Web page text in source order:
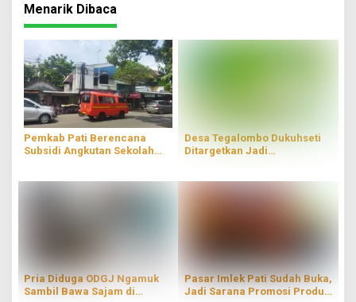
Menarik Dibaca
Pemkab Pati Berencana
Subsidi Angkutan Sekolah
Desa Tegalombo Dukuhseti
Ditargetkan Jadi
Pria Diduga ODGJ Ngamuk
Sambil Bawa Sajam di
Pasar Imlek Pati Sudah Buka,
Jadi Sarana Promosi Produk